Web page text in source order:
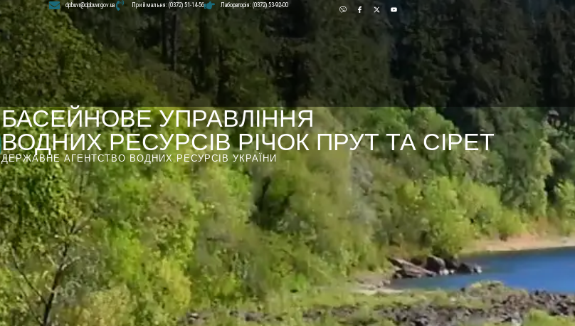
Лабораторія: (0372) 53-92-00
dpbuvr@dpbuvr.gov.ua Приймальня: (0372) 51-14-56
БАСЕЙНОВЕ УПРАВЛІННЯ
ВОДНИХ РЕСУРСІВ РІЧОК ПРУТ ТА СІРЕТ
ДЕРЖАВНЕ АГЕНТСТВО ВОДНИХ РЕСУРСІВ УКРАЇНИ